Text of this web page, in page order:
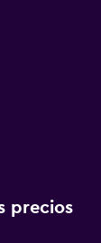
precios